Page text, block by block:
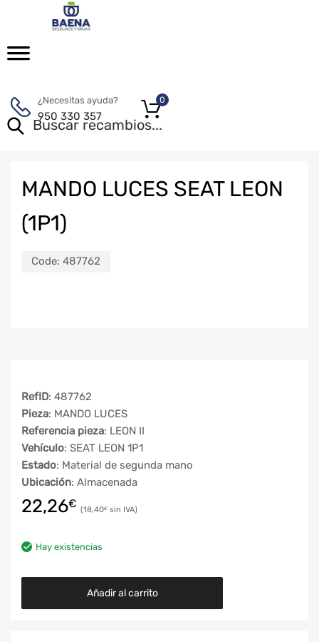
¿Necesitas ayuda?
950 330 357
0
MANDO LUCES SEAT LEON
(1P1)
Code: 487762
RefID: 487762
Pieza: MANDO LUCES
Referencia pieza: LEON II
Vehículo: SEAT LEON 1P1
Estado: Material de segunda mano
Ubicación: Almacenada
22,26€ 18,40€
Hay existencias
Añadir al carrito